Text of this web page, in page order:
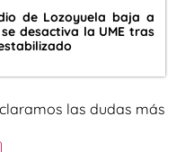
de Lozoyuela baja a
desactiva la UME tras
las dudas más